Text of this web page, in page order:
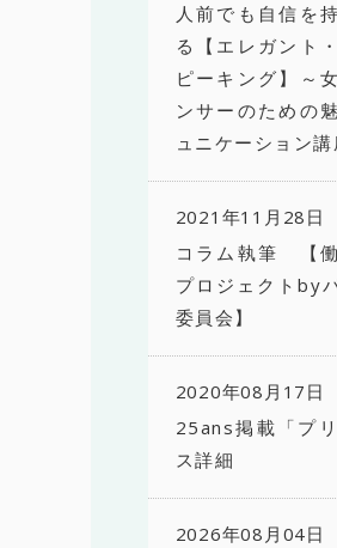
人前でも自信を
る【エレガント
ピーキング】～
ンサーのための
ュニケーション
2021年11月28日
コラム執筆 【
プロジェクトby
委員会】
2020年08月17日
25ans掲載「プ
ス詳細
2026年08月04日